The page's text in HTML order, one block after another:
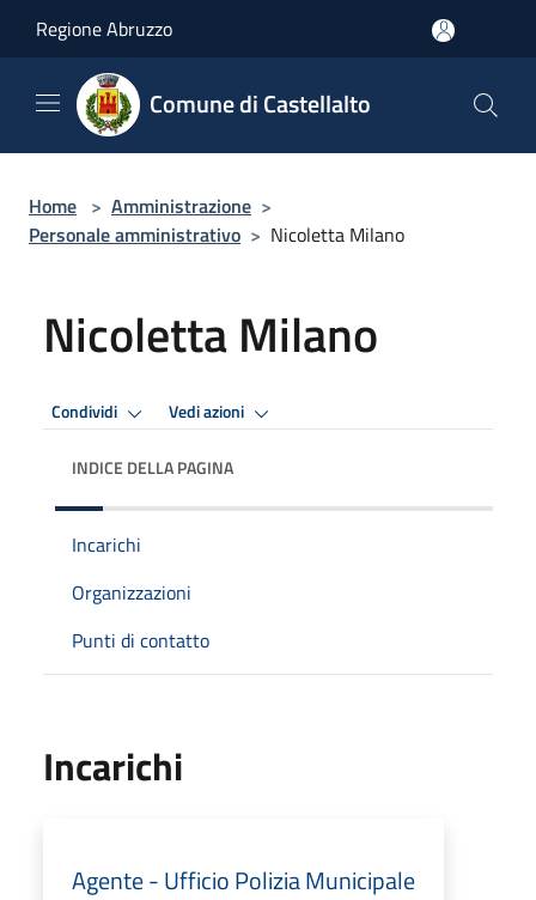
Regione Abruzzo
Comune di Castellalto
Home > Amministrazione >
Personale amministrativo > Nicoletta Milano
Nicoletta Milano
Condividi Vedi azioni
INDICE DELLA PAGINA
Incarichi
Organizzazioni
Punti di contatto
Incarichi
Agente - Ufficio Polizia Municipale